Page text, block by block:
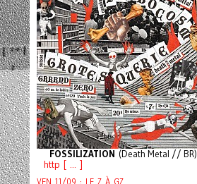
FOSSILIZATION (Death Metal // BR)
http [ ... ]